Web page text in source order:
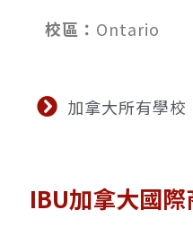
校區： Ontario
加拿大所有學校
IBU加拿大國